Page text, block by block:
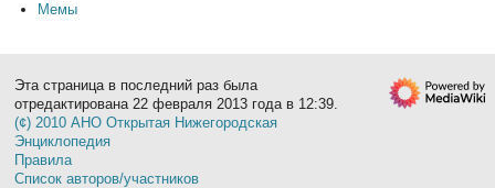
Мемы
Эта страница в последний раз была
отредактирована 22 февраля 2013 года в 12:39.
(¢) 2010 АНО Открытая Нижегородская
Энциклопедия
Правила
Список авторов/участников